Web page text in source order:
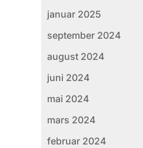
januar 2025
september 2024
august 2024
juni 2024
mai 2024
mars 2024
februar 2024